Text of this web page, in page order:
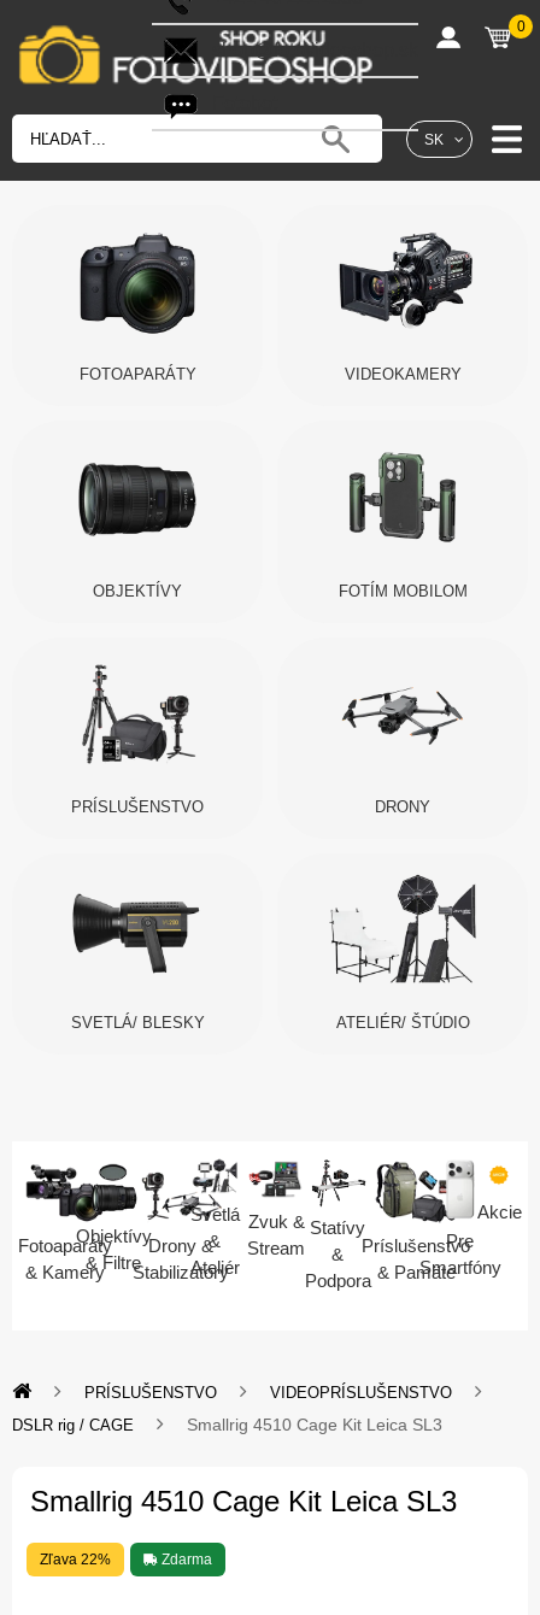
SK
shop@fotovideoshop.sk
0
FOTOAPARÁTY VIDEOKAMERY
OBJEKTÍVY FOTÍM MOBILOM
PRÍSLUŠENSTVO DRONY
SVETLÁ/ BLESKY ATELIÉR/ ŠTÚDIO
Fotoaparáty
& Kamery
Objektívy
& Filtre
Drony &
Stabilizátory
Svetlá
&
Ateliér
Zvuk &
Stream
Statívy
&
Podpora
Príslušenstvo
& Pamäte
Pre
Smartfóny
Akcie
PRÍSLUŠENSTVO
VIDEOPRÍSLUŠENSTVO
DSLR rig / CAGE
Smallrig 4510 Cage Kit Leica SL3
Smallrig 4510 Cage Kit Leica SL3
Zľava 22% Zdarma